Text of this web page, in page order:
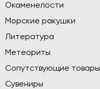
Окаменелости
Морские ракушки
Литература
Метеориты
Сопутствующие товары
Сувениры